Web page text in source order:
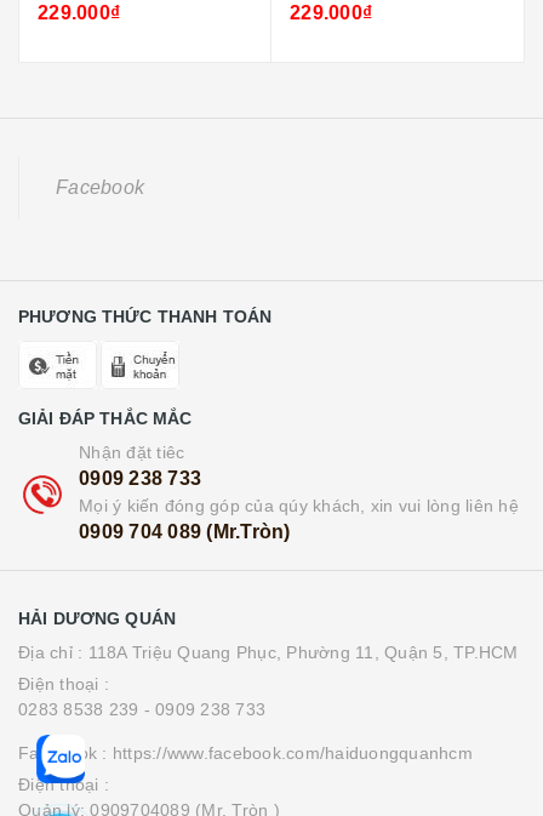
229.000₫ 229.000₫
Facebook
PHƯƠNG THỨC THANH TOÁN
GIẢI ĐÁP THẮC MẮC
Nhận đặt tiêc
0909 238 733
Mọi ý kiến đóng góp của qúy khách, xin vui lòng liên hệ
0909 704 089 (Mr.Tròn)
HẢI DƯƠNG QUÁN
Địa chỉ : 118A Triệu Quang Phục, Phường 11, Quận 5, TP.HCM
Điện thoại :
0283 8538 239 - 0909 238 733
Facebook : https://www.facebook.com/haiduongquanhcm
Điện thoại :
Quản lý: 0909704089 (Mr. Tròn )